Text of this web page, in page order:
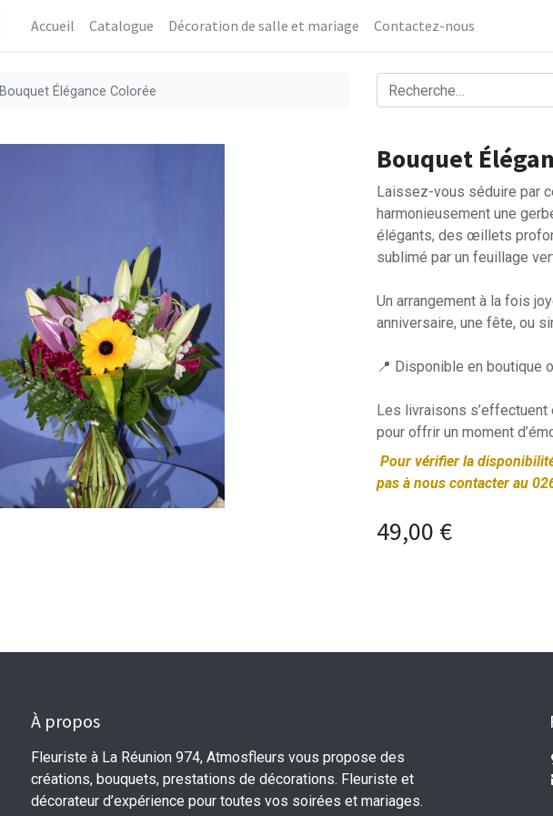
Accueil Catalogue Décoration de salle et mariage Contactez-nous
Bouquet Élégance Colorée
Bouquet
Laissez-vous séduire par
harmonieusement une
élégants, des œillets
sublimé par un feuillage
Un arrangement à la fois
anniversaire, une fête, ou
📍 Disponible en boutique
Les livraisons s’effectuent
pour offrir un moment
Pour vérifier la
pas à nous contacter au
49,00 €
À propos
Fleuriste à La Réunion 974, Atmosfleurs vous propose des
créations, bouquets, prestations de décorations. Fleuriste et
décorateur d’expérience pour toutes vos soirées et mariages.